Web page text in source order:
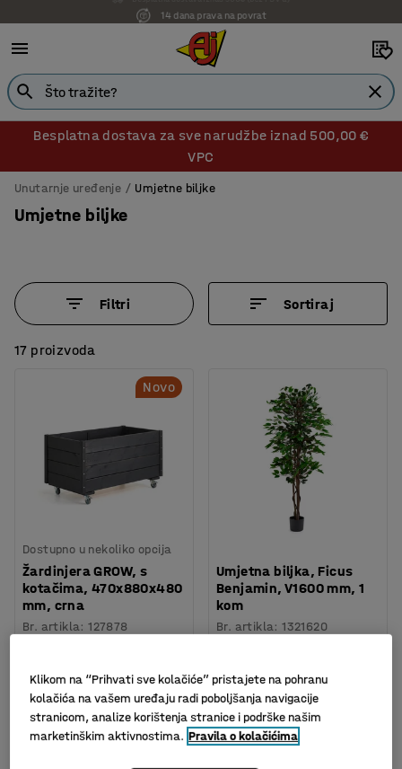
14 dana prava na povrat
Besplatna dostava za sve narudžbe iznad 500,00 €
VPC
Unutarnje uređenje Umjetne biljke
Umjetne biljke
Filtri Sortiraj
17 proizvoda
Novo
Dostupno u nekoliko opcija
Žardinjera GROW, s
kotačima, 470x880x480
mm, crna
Br. artikla:127878
Bez PDV-a
Umjetna biljka, Ficus
Benjamin, V1600 mm, 1
kom
Br. artikla:1321620
Bez PDV-a
Klikom na “Prihvati sve kolačiće” pristajete na pohranu
kolačića na vašem uređaju radi poboljšanja navigacije
stranicom, analize korištenja stranice i podrške našim
marketinškim aktivnostima. Pravila o kolačićima